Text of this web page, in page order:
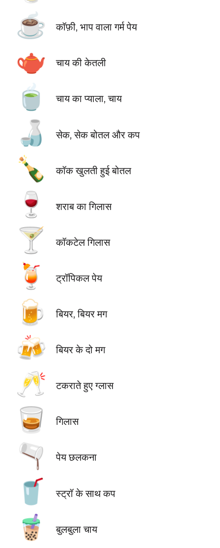
☕ कॉफ़ी, भाप वाला गर्म पेय
🫖 चाय की केतली
🍵 चाय का प्याला, चाय
🍶 सेक, सेक बोतल और कप
🍾 कॉक खुलती हुई बोतल
🍷 शराब का गिलास
🍸 कॉकटेल गिलास
🍹 ट्रॉपिकल पेय
🍺 बियर, बियर मग
🍻 बियर के दो मग
🥂 टकराते हुए ग्लास
🥃 गिलास
🫗 पेय छलकना
🥤 स्ट्रॉ के साथ कप
🧋 बुलबुला चाय